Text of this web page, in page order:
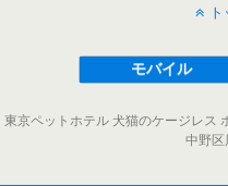
モバイル
東京ペットホテル 犬猫のケージレス
中野区